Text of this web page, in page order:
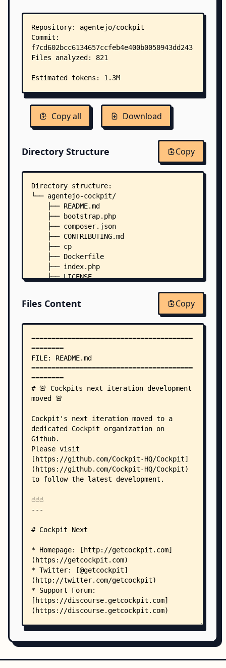
Copy all Download
Directory Structure Copy
Directory structure:
└── agentejo-cockpit/
    ├── README.md
    ├── bootstrap.php
    ├── composer.json
    ├── CONTRIBUTING.md
    ├── cp
    ├── Dockerfile
    ├── index.php
    ├── LICENSE
    ├── .php_cs.dist
    │   ├── app/
    │   │   ├── components/
    │   │   │   ├── cp-actionbar.js
    │   │   │   └── cp-fieldcontainer.js
    │   │   ├── css/
    │   │   │   ├── style.less
    │   │   │   └── less/
    │   │   │       └── uikit/
    │   │   │           ├── alert.less
    │   │   │           ├── animation.less
    │   │   │           ├── article.less
    │   │   │           ├── autocomplete.less
    │   │   │           ├── badge.less
    │   │   │           ├── base.less
    │   │   │           ├── block.less
    │   │   │           ├── button.less
    │   │   │           ├── close.less
    │   │   │           ├── components.less
    │   │   │           ├── datepicker.less
│   │   │           ├── description-
    │   │   │           ├── dotnav.less
    │   │   │           ├── dropdown.less
    │   │   │           ├── form-advanced.less
    │   │   │           ├── form-password.less
    │   │   │           ├── form.less
    │   │   │           ├── htmleditor.less
    │   │   │           ├── icon.less
    │   │   │           ├── modal.less
Files Content Copy